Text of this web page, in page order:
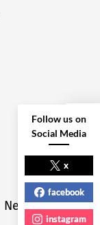
Next
NEXT POST
Follow us on
Social Media
x
facebook
instagram